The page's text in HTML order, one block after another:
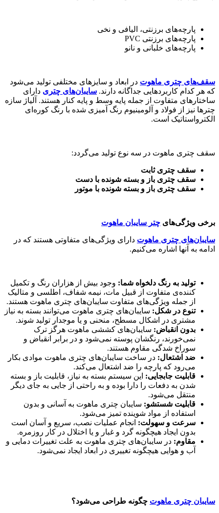
پارچه‌های برزنتی، الیافی و نخی
پارچه‌های برزنتی PVC
پارچه‌های خلبانی و نانو
سقف‌های چتری ماهوت در ابعاد و سایز‌های مختلفی تولید می‌شود
که هر کدام کاربردهایی جداگانه دارند. سایبان‌های چتری دارای
ساختارهای متفاوت از جمله پایه وسط و پایه کنار هستند. آلیاژ سازه
چترها نیز از فولاد و آلومینیوم رنگ آمیزی شده با رنگ کوره‌ای
الکترواستاتیک است.
سقف چتری ماهوت در سه نوع تولید می‌گردد:
سقف چتری ثابت
سقف چتری باز و بسته شونده با دست
سقف چتری باز و بسته شونده با موتور
برخی ویژگی‌های چتر سایبان ماهوت
سایبان‌های چتری ماهوت دارای ویژگی‌های متفاوتی هستند که در
ادامه به آنها اشاره می‌کنیم.
تولید به رنگ دلخواه شما: وجود بیش از هزاران رنگ و تکمیل
کننده‌ی متفاوت از قبیل مات، نیمه شفاف، اطلسی و متالیک
از جمله ویژگی‌های متفاوت سایبان‌های چتری ماهوت هستند.
تنوع در شکل: سایبان‌های چتری ماهوت می‌توانند بسته به نیاز
مشتری در اشکال مسطح، منحنی و یا موجدار تولید شوند.
بدون انقباض: سایبان‌های کششی ماهوت هرگز ترک
نمی‌خورند، رنگشان پوسته نمی‌شود و در برابر انقباض و
سوراخ شدگی مقاوم هستند.
ضد اشتعال: در ساخت سایبان‌های چتری ماهوت موادی بکار
می‌رود که پارچه را ضد اشتعال می‌کند.
قابلیت جابجایی: این سیستم بسته به نیاز، قابلیت باز و بسته
شدن به دفعات را دارا بوده و به راحتی از جایی به جای دیگر
منتقل می‌شود.
قابلیت شستشو: سایبان چتری ماهوت به آسانی و بدون
استفاده از مواد شوینده تمیز می‌شود.
سرعت و سهولت: انجام عملیات نصب، سریع و آسان است
بدون ایجاد هیچگونه گرد و غبار و یا اختلال در کار روزمره.
مقاوم: در سایبان‌های چتری ماهوت به علت تغییرات دمایی و
آب و هوایی هیچگونه تغییری در ابعاد ایجاد نمی‌شود.
سایبان چتری ماهوت چگونه طراحی می‌شود؟